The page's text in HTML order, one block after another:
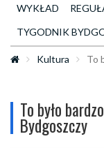
WYKŁAD
TYGODNIK
Kultura To
To było
Bydgoszczy